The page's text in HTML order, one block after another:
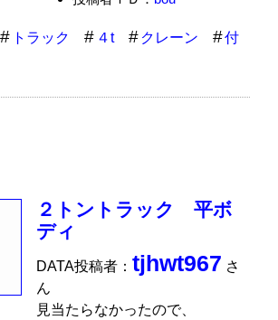
トラック ４t クレーン
付
２トントラック 平ボ
ディ
DATA投稿者：tjhwt967 さ
ん
見当たらなかったので、